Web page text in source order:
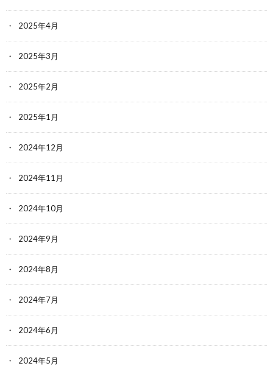
2025年4月
2025年3月
2025年2月
2025年1月
2024年12月
2024年11月
2024年10月
2024年9月
2024年8月
2024年7月
2024年6月
2024年5月